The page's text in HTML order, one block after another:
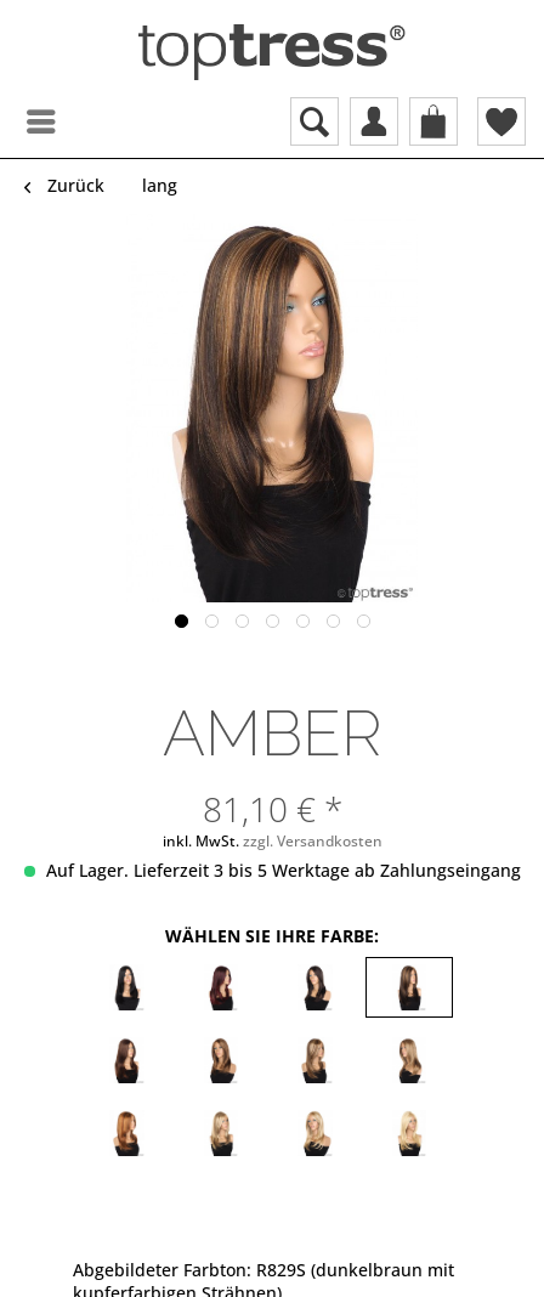
Zurück lang
AMBER
81,10 € *
inkl. MwSt.zzgl. Versandkosten
Auf Lager. Lieferzeit 3 bis 5 Werktage ab Zahlungseingang
WÄHLEN SIE IHRE FARBE:
Abgebildeter Farbton: R829S (dunkelbraun mit